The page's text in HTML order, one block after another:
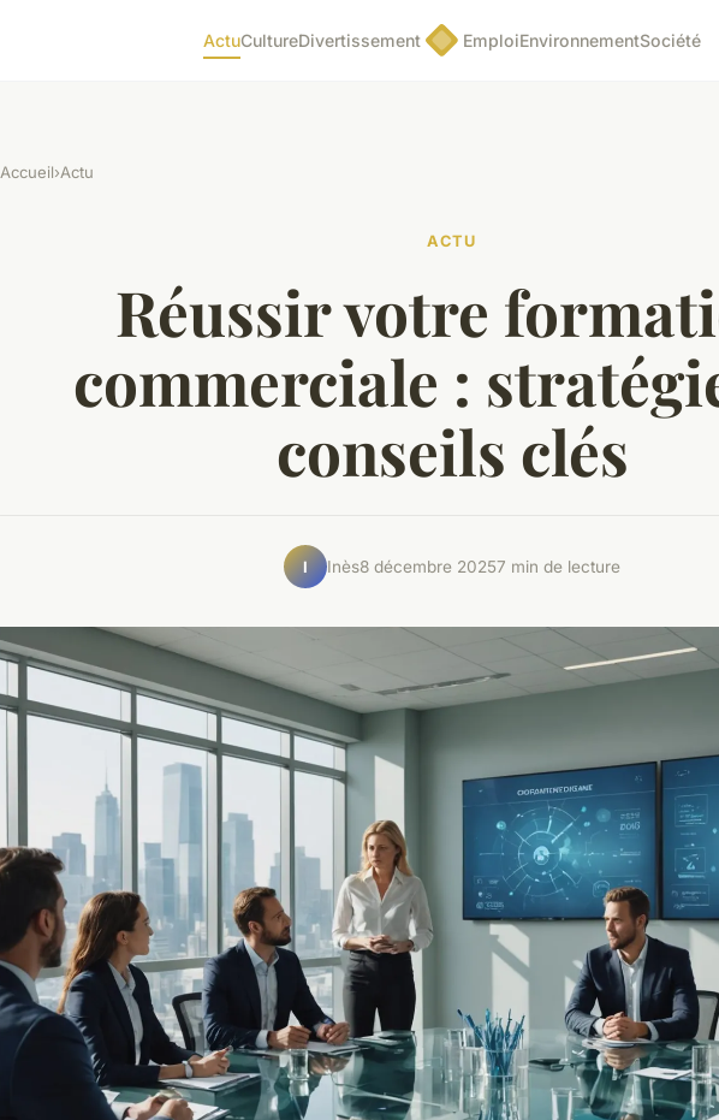
ActuCultureDivertissement EmploiEnvironnementSociété
Accueil›Actu
ACTU
Réussir votre
commerciale :
conseils clés
I Inès8 décembre 20257 min de lecture